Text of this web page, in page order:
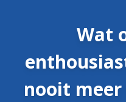
Wat
nooit